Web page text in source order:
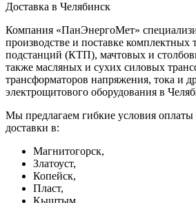
Доставка в Челябинск
Компания «ПанЭнергоМет»
производстве и поставке комплектных
подстанций (КТП), мачтовых и
также масляных и сухих силовых
трансформаторов напряжения, тока и
электрощитового оборудования в
Мы предлагаем гибкие условия
доставки в:
Магнитогорск,
Златоуст,
Копейск,
Пласт,
Кыштым,